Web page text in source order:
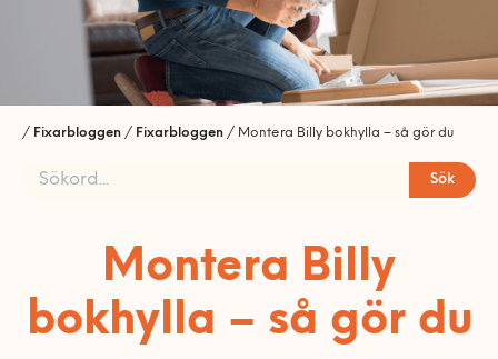
Mobil och fast telefoni
Nätverk och routers
energioptimering
TV och streaming
Bord och stolar
Förvaring
Bokhyllor
Garderober
Förvaringssystem
Gardinstänger
Sängar
Barnsäng och
Sängstommar
Sängskåp
Soffor och fåtöljer
Fåtölj
Schäslong
installation startsida
Allmän hantverkshjälp
Akustikpaneler
Borrservice
Grillar
Träningsredskap
Vitvaror
Bygg-service
Dörrar och fönster
Golv
Lås
Stugor och friggebodar
Ventilation
Badrumsmöbler med flera
delar
Detektor
Dusch
Handdukstork
El
Element
Laddbox
Måleri & Tapetsering
Beräkna ditt rum
Presentkort
Om våra tjänster
/ Fixarbloggen / Fixarbloggen / Montera Billy bokhylla – så gör du
Sök
Montera Billy
bokhylla – så gör du